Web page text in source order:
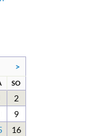
>
MSTAG
SO
2
9
16